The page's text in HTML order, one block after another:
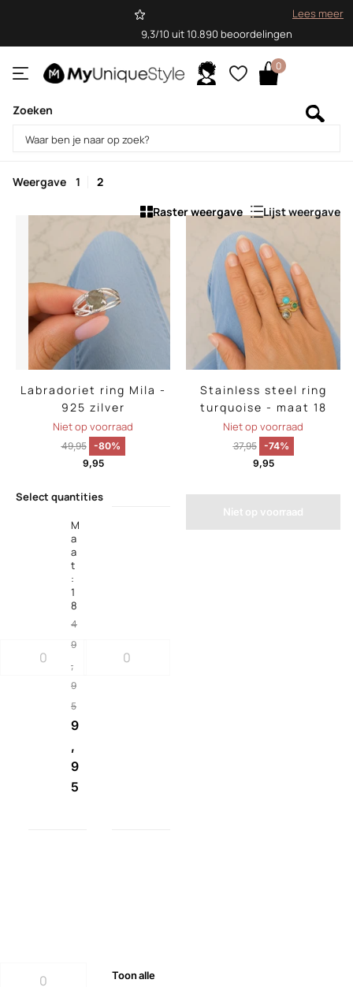
9,3/10 uit 10.890 beoordelingen
Lees meer
Zoeken
0
Homepage
Sale
Weergave 1
2
Raster weergave
Lijst weergave
Labradoriet ring Mila -
925 zilver
Niet op voorraad
49,95
-80%
9,95
Select quantities
M
a
a
t
:
1
8
4
9
,
9
5
9
,
9
5
Toonalle
Stainless steel ring
turquoise - maat 18
Niet op voorraad
37,95
-74%
9,95
Niet op voorraad